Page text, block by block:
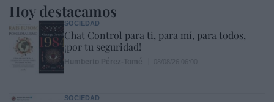
Hoy destacamos
SOCIEDAD
Chat Control para ti, para mí, para todos,
¡por tu seguridad!
SOCIEDAD